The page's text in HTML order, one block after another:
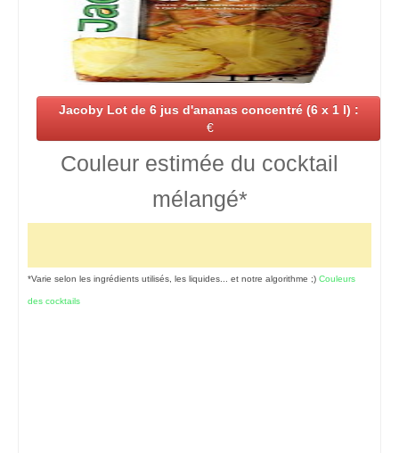
Jacoby Lot de 6 jus d'ananas concentré (6 x 1 l) :
€
Couleur estimée du cocktail
mélangé*
*Varie selon les ingrédients utilisés, les liquides... et notre algorithme ;) Couleurs
des cocktails